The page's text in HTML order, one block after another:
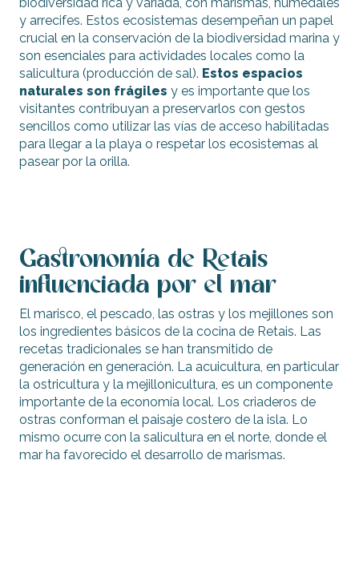
y arrecifes. Estos ecosistemas desempeñan un papel
crucial en la conservación de la biodiversidad marina y
son esenciales para actividades locales como la
salicultura (producción de sal). Estos espacios
naturales son frágiles y es importante que los
visitantes contribuyan a preservarlos con gestos
sencillos como utilizar las vías de acceso habilitadas
para llegar a la playa o respetar los ecosistemas al
pasear por la orilla.
Gastronomía de Retais
influenciada por el mar
El marisco, el pescado, las ostras y los mejillones son
los ingredientes básicos de la cocina de Retais. Las
recetas tradicionales se han transmitido de
generación en generación. La acuicultura, en particular
la ostricultura y la mejillonicultura, es un componente
importante de la economía local. Los criaderos de
ostras conforman el paisaje costero de la isla. Lo
mismo ocurre con la salicultura en el norte, donde el
mar ha favorecido el desarrollo de marismas.